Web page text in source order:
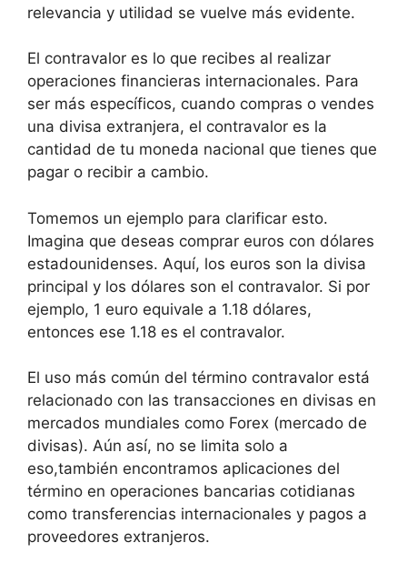
relevancia y utilidad se vuelve más evidente.
El contravalor es lo que recibes al realizar
operaciones financieras internacionales. Para
ser más específicos, cuando compras o vendes
una divisa extranjera, el contravalor es la
cantidad de tu moneda nacional que tienes que
pagar o recibir a cambio.
Tomemos un ejemplo para clarificar esto.
Imagina que deseas comprar euros con dólares
estadounidenses. Aquí, los euros son la divisa
principal y los dólares son el contravalor. Si por
ejemplo, 1 euro equivale a 1.18 dólares,
entonces ese 1.18 es el contravalor.
El uso más común del término contravalor está
relacionado con las transacciones en divisas en
mercados mundiales como Forex (mercado de
divisas). Aún así, no se limita solo a
eso,también encontramos aplicaciones del
término en operaciones bancarias cotidianas
como transferencias internacionales y pagos a
proveedores extranjeros.